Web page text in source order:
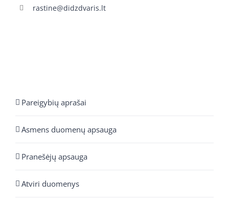
rastine@didzdvaris.lt
Pareigybių aprašai
Asmens duomenų apsauga
Pranešėjų apsauga
Atviri duomenys